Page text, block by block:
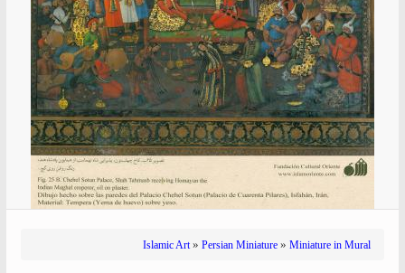
Islamic Art» Persian Miniature » Miniature in Mural